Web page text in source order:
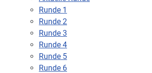
Runde 1
Runde 2
Runde 3
Runde 4
Runde 5
Runde 6